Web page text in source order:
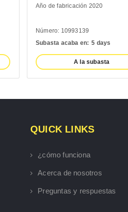
de fabricación 2020
10993139
acaba en: 5 days
A la subasta
QUICK LINKS
¿cómo funciona
Acerca de nosotros
Preguntas y respuestas